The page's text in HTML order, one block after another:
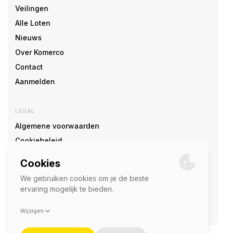
Veilingen
Alle Loten
Nieuws
Over Komerco
Contact
Aanmelden
LEGAL
Algemene voorwaarden
Cookiebeleid
SOCIAL